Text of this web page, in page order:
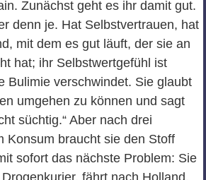
Zunächst geht es ihr damit gut.
denn je. Hat Selbstvertrauen, hat
mit dem es gut läuft, der sie an
hat; ihr Selbstwertgefühl ist
Bulimie verschwindet. Sie glaubt
umgehen zu können und sagt
süchtig.“ Aber nach drei
Konsum braucht sie den Stoff
sofort das nächste Problem: Sie